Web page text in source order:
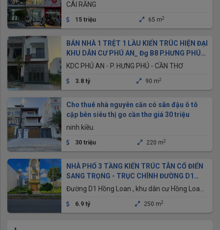
CÁI RĂNG
15 triệu 65 m2
BÁN NHÀ 1 TRỆT 1 LẦU KIẾN TRÚC HIỆN ĐẠI
KHU DÂN CƯ PHÚ AN_ Đg B8 P.HƯNG PHÚ
_CẦN THƠ
KDC PHÚ AN - P. HƯNG PHÚ - CẦN THƠ
3.8 tỷ 90 m2
Cho thuê nhà nguyên căn có sân đậu ô tô
cặp bên siêu thị go cần thơ giá 30 triệu
ninh kiều.
30 triệu 220 m2
NHÀ PHỐ 3 TẦNG KIẾN TRÚC TÂN CỔ ĐIỂN
SANG TRỌNG - TRỤC CHÍNH ĐƯỜNG D1
KDC HỒNG LOAN
Đường D1 Hồng Loan , khu dân cư Hồng Loan,
6.9 tỷ 250 m2